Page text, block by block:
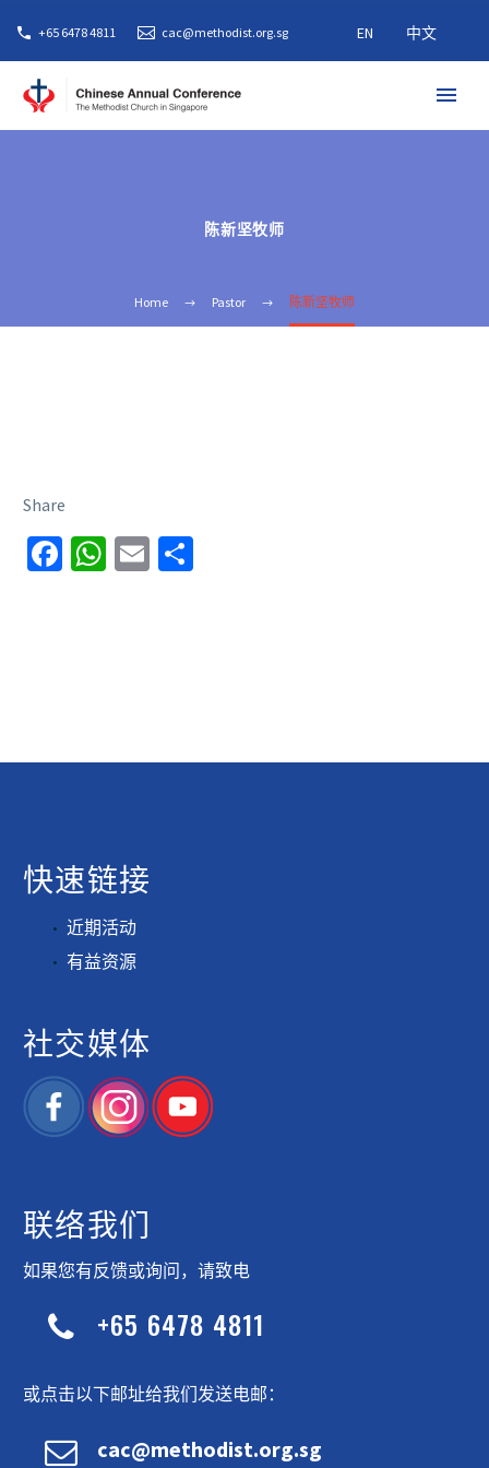
+65 6478 4811 cac@methodist.org.sg EN 中文
陈新坚牧师
Home Pastor 陈新坚牧师
Share
Facebook
WhatsApp
Email
快速链接
近期活动
有益资源
社交媒体
联络我们
如果您有反馈或询问，请致电

 +65 6478 4811
或点击以下邮址给我们发送电邮：

 cac@methodist.org.sg